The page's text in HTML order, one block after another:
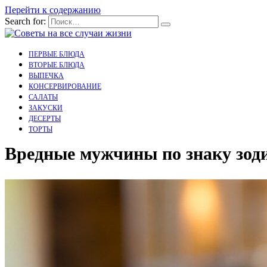
Перейти к содержанию
Search for:
ПЕРВЫЕ БЛЮДА
ВТОРЫЕ БЛЮДА
ВЫПЕЧКА
КОНСЕРВИРОВАНИЕ
САЛАТЫ
ЗАКУСКИ
ДЕСЕРТЫ
ТОРТЫ
Вредные мужчины по знаку